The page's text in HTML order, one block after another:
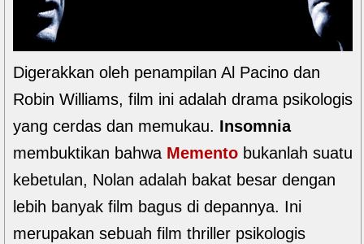
Digerakkan oleh penampilan Al Pacino dan
Robin Williams, film ini adalah drama psikologis
yang cerdas dan memukau. Insomnia
membuktikan bahwa Memento bukanlah suatu
kebetulan, Nolan adalah bakat besar dengan
lebih banyak film bagus di depannya. Ini
merupakan sebuah film thriller psikologis